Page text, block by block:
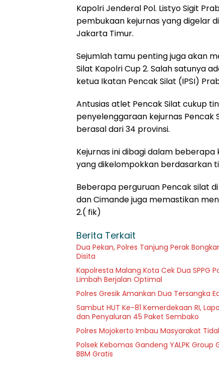
Kapolri Jenderal Pol. Listyo Sigit
pembukaan kejurnas yang digelar
Jakarta Timur.
Sejumlah tamu penting juga akan
Silat Kapolri Cup 2. Salah satunya
ketua Ikatan Pencak Silat (IPSI)
Antusias atlet Pencak Silat cukup
penyelenggaraan kejurnas Pencak
berasal dari 34 provinsi.
Kejurnas ini dibagi dalam
yang dikelompokkan berdasarkan
Beberapa perguruan Pencak silat
dan Cimande juga memastikan
2.( fik)
Berita Terkait
Dua Pekan, Polres Tanjung Perak
Disita
Kapolresta Malang Kota Cek Dua SPPG
Limbah Berjalan Optimal
Polres Gresik Amankan Dua Tersangka
Sambut HUT Ke-81 Kemerdekaan RI,
dan Penyaluran 45 Paket Sembako
Polres Mojokerto Imbau Masyarakat
Polsek Kebomas Gandeng YALPK
BBM Gratis